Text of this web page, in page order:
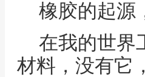
橡胶的起源
在我的世界
材料，没有它